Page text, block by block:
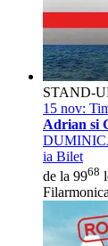
STAND-
15 nov:
Adrian si
ia Bilet
de la 9968